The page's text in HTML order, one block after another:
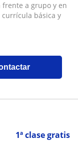
a grupo y en
básica y
1ª clase gratis